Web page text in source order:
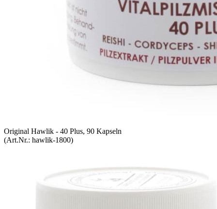
Original Hawlik - 40 Plus, 90 Kapseln
(Art.Nr.: hawlik-1800)